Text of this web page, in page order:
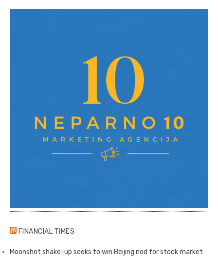
FINANCIAL TIMES
Moonshot shake-up seeks to win Beijing nod for stock market